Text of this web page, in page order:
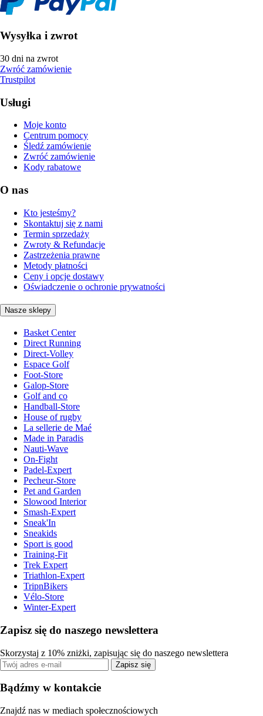
Wysyłka i zwrot
30 dni na zwrot
Zwróć zamówienie
Trustpilot
Usługi
Moje konto
Centrum pomocy
Śledź zamówienie
Zwróć zamówienie
Kody rabatowe
O nas
Kto jesteśmy?
Skontaktuj się z nami
Termin sprzedaży
Zwroty & Refundacje
Zastrzeżenia prawne
Metody płatności
Ceny i opcje dostawy
Oświadczenie o ochronie prywatności
Nasze sklepy
Basket Center
Direct Running
Direct-Volley
Espace Golf
Foot-Store
Galop-Store
Golf and co
Handball-Store
House of rugby
La sellerie de Maé
Made in Paradis
Nauti-Wave
On-Fight
Padel-Expert
Pecheur-Store
Pet and Garden
Slowood Interior
Smash-Expert
Sneak'In
Sneakids
Sport is good
Training-Fit
Trek Expert
Triathlon-Expert
TripnBikers
Vélo-Store
Winter-Expert
Zapisz się do naszego newslettera
Skorzystaj z 10% zniżki, zapisując się do naszego newslettera
Zapisz się
Bądźmy w kontakcie
Znajdź nas w mediach społecznościowych